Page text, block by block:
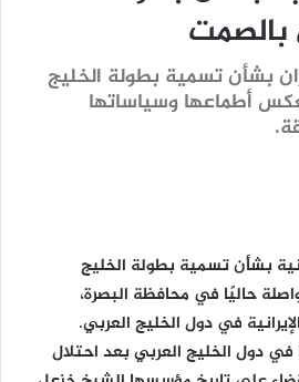
بالصمت
بشأن تسمية بطولة الخليج
أطماعها وسياساتها
بشأن تسمية بطولة الخليج
حاليًا في محافظة البصرة،
في دول الخليج العربي.
في دول الخليج العربي بعد احتلال